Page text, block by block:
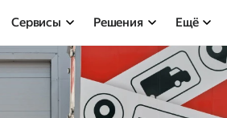
Сервисы Решения Ещё